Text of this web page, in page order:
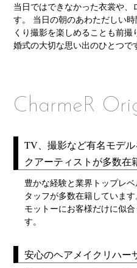
当日ではできなかった衣裳や
す。 当日の朝のあわただしい
くり撮影を楽しめることも前
婚式の大切な思い出のひとつで
CharmeR
TV、撮影など有名モデ
クアーティストが多数在
豊かな経験と業界トップレ
タッフが多数在籍していま
モットーにお客様だけに似
す。
安心のヘアメイクリハー